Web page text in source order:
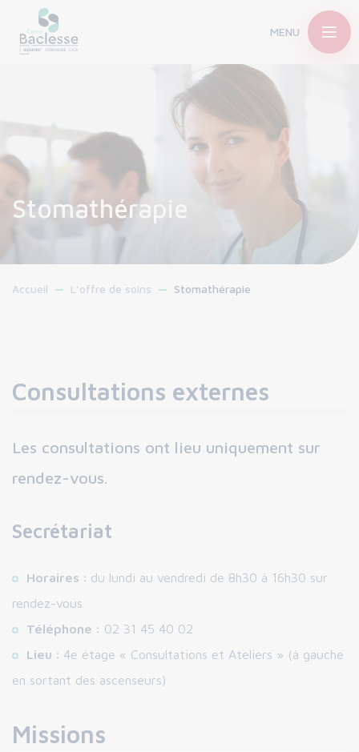
MENU
Stomathérapie
Accueil L’offre de soins Stomathérapie
Consultations externes
Les consultations ont lieu uniquement sur
rendez-vous.
Secrétariat
Horaires : du lundi au vendredi de 8h30 à 16h30 sur
rendez-vous
Téléphone : 02 31 45 40 02
Lieu : 4e étage « Consultations et Ateliers » (à gauche
en sortant des ascenseurs)
Missions